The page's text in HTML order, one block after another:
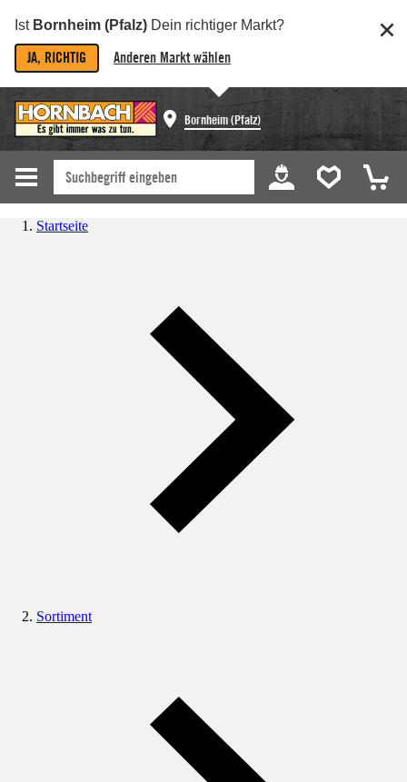
Ist Bornheim (Pfalz) Dein richtiger Markt?
JA, RICHTIG Anderen Markt wählen
Bornheim (Pfalz)
Startseite
Sortiment